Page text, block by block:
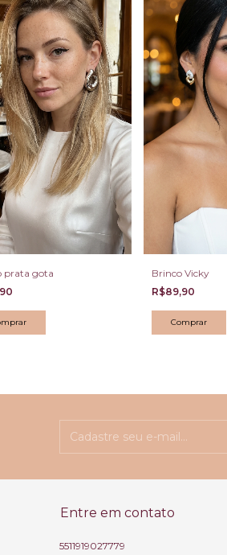
prata gota
Brinco Vicky
R$89,90
Entre em contato
5511919027779